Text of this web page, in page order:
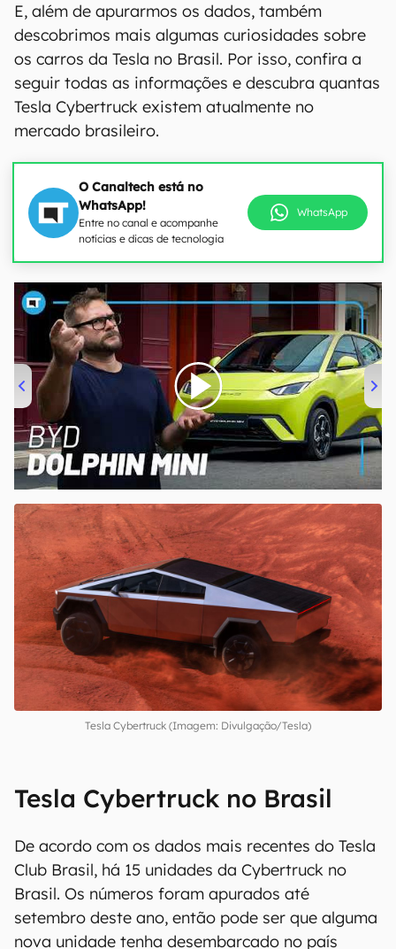
E, além de apurarmos os dados, também
descobrimos mais algumas curiosidades sobre
os carros da Tesla no Brasil. Por isso, confira a
seguir todas as informações e descubra quantas
Tesla Cybertruck existem atualmente no
mercado brasileiro.
O Canaltech está no
WhatsApp!
Entre no canal e acompanhe
notícias e dicas de tecnologia
WhatsApp
00:00/04:07
Tesla Cybertruck (Imagem: Divulgação/Tesla)
Tesla Cybertruck no Brasil
De acordo com os dados mais recentes do Tesla
Club Brasil, há 15 unidades da Cybertruck no
Brasil. Os números foram apurados até
setembro deste ano, então pode ser que alguma
nova unidade tenha desembarcado no país